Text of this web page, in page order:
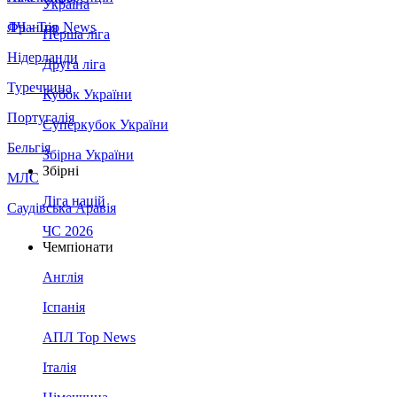
Франція
Нідерланди
Туреччина
Португалія
Бельгія
МЛС
Саудівська Аравія
ЛЧ - Top News
Україна
Перша ліга
Друга ліга
Кубок України
Суперкубок України
Збірна України
Збірні
Ліга націй
ЧС 2026
Чемпіонати
Англія
Іспанія
АПЛ Top News
Італія